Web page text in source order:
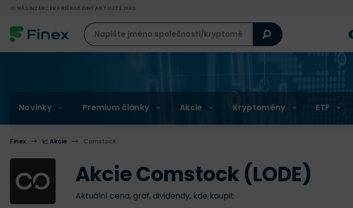
O NÁSINZERCEKARIÉRAKONTAKTUJTE NÁS
Novinky Premium články Akcie Kryptoměny ETF
Finex 📈 Akcie Comstock
Akcie Comstock (LODE)
Aktuální cena, graf, dividendy, kde koupit